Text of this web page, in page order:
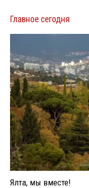
Главное сегодня
Ялта, мы вместе!